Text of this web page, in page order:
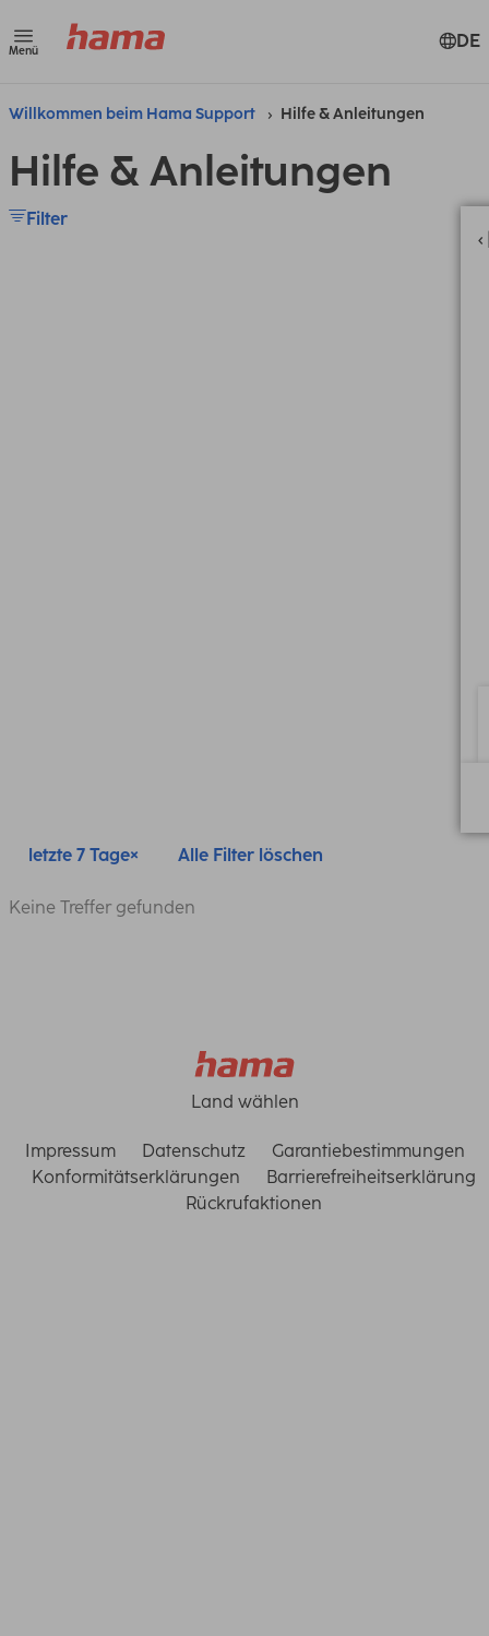
Menü DE
Willkommen beim Hama Support Hilfe & Anleitungen
Hilfe & Anleitungen
Filter
letzte 7 Tage Alle Filter löschen
Keine Treffer gefunden
Land wählen
Impressum Datenschutz
Garantiebestimmungen
Konformitätserklärungen
Barrierefreiheitserklärung
Rückrufaktionen